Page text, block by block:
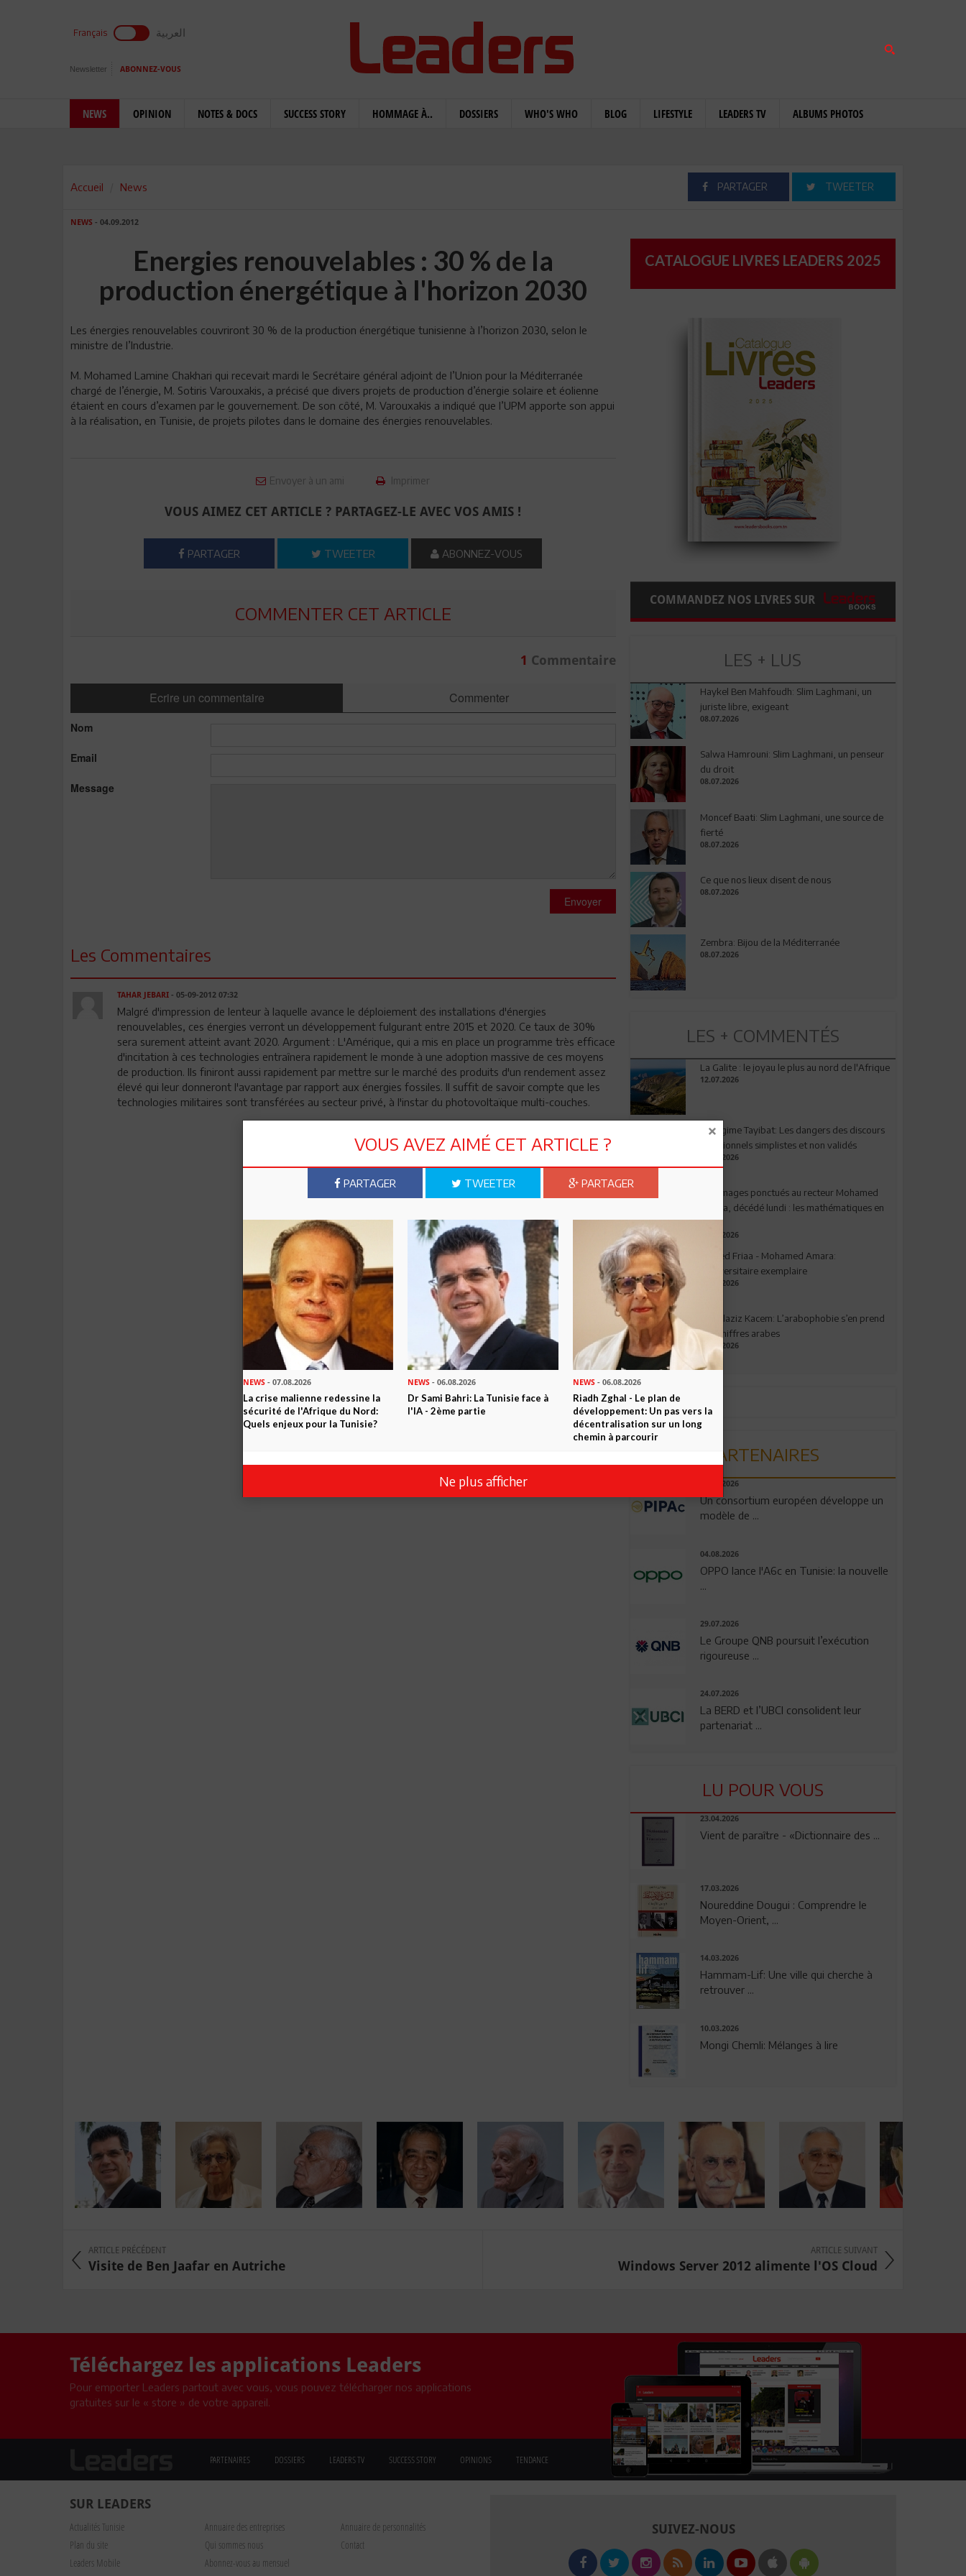
Français العربية
Newsletter ABONNEZ-VOUS
NEWS OPINION NOTES & DOCS SUCCESS STORY HOMMAGE À.. DOSSIERS WHO'S WHO BLOG LIFESTYLE LEADERS TV ALBUMS PHOTOS
Accueil News PARTAGER TWEETER
NEWS - 04.09.2012
Energies renouvelables : 30 % de la
production énergétique à l'horizon 2030
Les énergies renouvelables couvriront 30 % de la production énergétique tunisienne à l’horizon 2030, selon le
ministre de l’Industrie.
M. Mohamed Lamine Chakhari qui recevait mardi le Secrétaire général adjoint de l’Union pour la Méditerranée
chargé de l’énergie, M. Sotiris Varouxakis, a précisé que divers projets de production d’énergie solaire et éolienne
étaient en cours d’examen par le gouvernement. De son côté, M. Varouxakis a indiqué que l’UPM apporte son appui
à la réalisation, en Tunisie, de projets pilotes dans le domaine des énergies renouvelables.
Envoyer à un ami Imprimer
VOUS AIMEZ CET ARTICLE ? PARTAGEZ-LE AVEC VOS AMIS !
PARTAGER TWEETER ABONNEZ-VOUS
COMMENTER CET ARTICLE
1 Commentaire
Ecrire un commentaire Commenter
Nom
Email
Message
Envoyer
Les Commentaires
TAHAR JEBARI- 05-09-2012 07:32
Malgré d'impression de lenteur à laquelle avance le déploiement des installations d'énergies
renouvelables, ces énergies verront un développement fulgurant entre 2015 et 2020. Ce taux de 30%
sera surement atteint avant 2020. Argument : L'Amérique, qui a mis en place un programme très efficace
d'incitation à ces technologies entraînera rapidement le monde à une adoption massive de ces moyens
de production. Ils finiront aussi rapidement par mettre sur le marché des produits d'un rendement assez
élevé qui leur donneront l'avantage par rapport aux énergies fossiles. Il suffit de savoir compte que les
technologies militaires sont transférées au secteur privé, à l'instar du photovoltaïque multi-couches.
CATALOGUE LIVRES LEADERS 2025
COMMANDEZ NOS LIVRES SUR
LES + LUS
Haykel Ben Mahfoudh: Slim Laghmani, un
juriste libre, exigeant
08.07.2026
Salwa Hamrouni: Slim Laghmani, un penseur
du droit
08.07.2026
Moncef Baati: Slim Laghmani, une source de
fierté
08.07.2026
Ce que nos lieux disent de nous
08.07.2026
Zembra: Bijou de la Méditerranée
08.07.2026
LES + COMMENTÉS
La Galite : le joyau le plus au nord de l'Afrique
12.07.2026
Le régime Tayibat: Les dangers des discours
nutritionnels simplistes et non validés
09.07.2026
Hommages ponctués au recteur Mohamed
Amara, décédé lundi : les mathématiques en
deuil
03.08.2026
Ahmed Friaa - Mohamed Amara:
l’Universitaire exemplaire
04.08.2026
Abdelaziz Kacem: L’arabophobie s’en prend
aux chiffres arabes
09.07.2026
PARTENAIRES
06.08.2026
Un consortium européen développe un
modèle de ...
04.08.2026
OPPO lance l'A6c en Tunisie: la nouvelle
...
29.07.2026
Le Groupe QNB poursuit l’exécution
rigoureuse ...
24.07.2026
La BERD et l’UBCI consolident leur
partenariat ...
LU POUR VOUS
23.04.2026
Vient de paraître - «Dictionnaire des ...
17.03.2026
Noureddine Dougui : Comprendre le
Moyen-Orient, ...
14.03.2026
Hammam-Lif: Une ville qui cherche à
retrouver ...
10.03.2026
Mongi Chemli: Mélanges à lire
ARTICLE PRÉCÉDENT
Visite de Ben Jaafar en Autriche
ARTICLE SUIVANT
Windows Server 2012 alimente l'OS Cloud
Téléchargez les applications Leaders
Pour emporter Leaders partout avec vous, vous pouvez télécharger nos applications
gratuites sur le « store » de votre appareil.
PARTENAIRES DOSSIERS LEADERS TV SUCCESS STORY OPINIONS TENDANCE
SUR LEADERS
Actualités Tunisie Annuaire des entreprises
Annuaire de personnalités
Plan du site
Qui sommes nous
Contact
Leaders Mobile
Abonnez-vous au mensuel
SUIVEZ-NOUS
VOUS AVEZ AIMÉ CET ARTICLE ?
PARTAGER TWEETER PARTAGER
NEWS - 07.08.2026
La crise malienne redessine la
sécurité de l'Afrique du Nord:
Quels enjeux pour la Tunisie?
NEWS - 06.08.2026
Dr Sami Bahri: La Tunisie face à
l'IA - 2ème partie
NEWS- 06.08.2026
Riadh Zghal - Le plan de
développement: Un pas vers la
décentralisation sur un long
chemin à parcourir
Ne plus afficher